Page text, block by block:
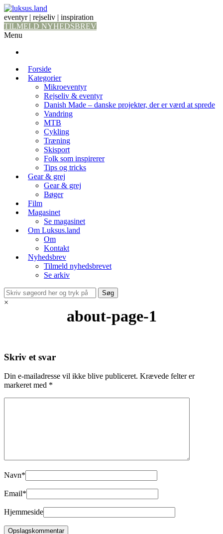
eventyr | rejseliv | inspiration
TILMELD NYHEDSBREV
Menu
Forside
Kategorier
Mikroeventyr
Rejseliv & eventyr
Danish Made – danske projekter, der er værd at sprede
Vandring
MTB
Cykling
Træning
Skisport
Folk som inspirerer
Tips og tricks
Gear & grej
Gear & grej
Bøger
Film
Magasinet
Se magasinet
Om Luksus.land
Om
Kontakt
Nyhedsbrev
Tilmeld nyhedsbrevet
Se arkiv
×
about-page-1
Skriv et svar
Din e-mailadresse vil ikke blive publiceret. Krævede felter er
markeret med *
Navn*
Email*
Hjemmeside